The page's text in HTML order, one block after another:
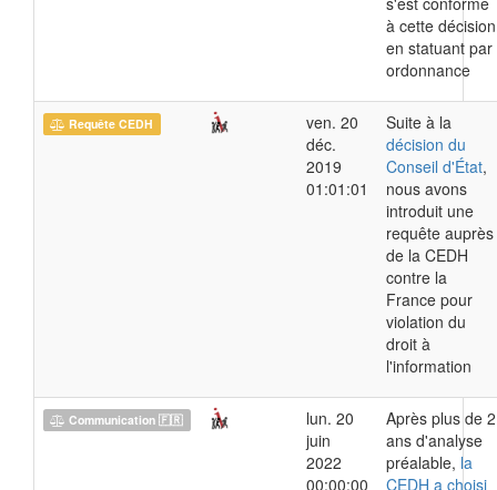
à cette décision
en statuant par
ordonnance
Requête CEDH
ven. 20
déc.
2019
01:01:01
Suite à la
décision du
Conseil d'État,
nous avons
introduit une
requête auprès
de la CEDH
contre la
France pour
violation du
droit à
l'information
Communication 🇫🇷
lun. 20
juin
2022
00:00:00
Après plus de 2
ans d'analyse
préalable, la
CEDH a choisi